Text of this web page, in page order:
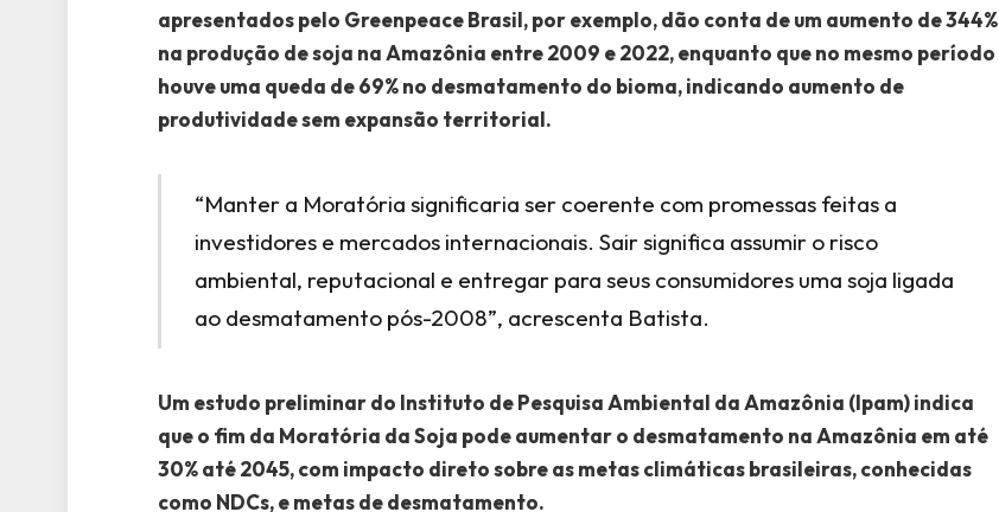
apresentados pelo Greenpeace Brasil, por exemplo, dão conta de um aumento de 344%
na produção de soja na Amazônia entre 2009 e 2022, enquanto que no mesmo período
houve uma queda de 69% no desmatamento do bioma, indicando aumento de
produtividade sem expansão territorial.
“Manter a Moratória significaria ser coerente com promessas feitas a
investidores e mercados internacionais. Sair significa assumir o risco
ambiental, reputacional e entregar para seus consumidores uma soja ligada
ao desmatamento pós-2008”, acrescenta Batista.
Um estudo preliminar do Instituto de Pesquisa Ambiental da Amazônia (Ipam) indica
que o fim da Moratória da Soja pode aumentar o desmatamento na Amazônia em até
30% até 2045, com impacto direto sobre as metas climáticas brasileiras, conhecidas
como NDCs, e metas de desmatamento.